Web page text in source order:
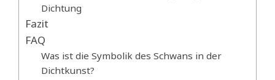
Dichtung
Fazit
FAQ
Was ist die Symbolik des Schwans in der
Dichtkunst?